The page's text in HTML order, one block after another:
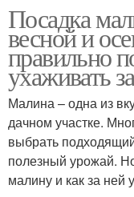
Посадка
весной и
правильно
ухаживать
Малина – одна из
дачном участке.
выбрать
полезный урожай.
малину и как за ней